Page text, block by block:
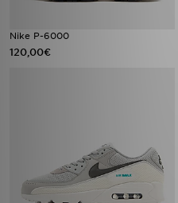
Nike P-6000
120,00€